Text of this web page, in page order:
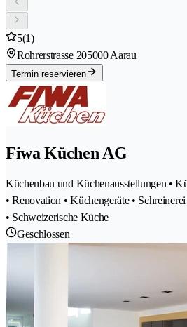
5(1)
Rohrerstrasse 205000 Aarau
Termin reservieren
Fiwa Küchen AG
Küchenbau und Küchenausstellungen •
• Renovation • Küchengeräte •
• Schweizerische Küche
Geschlossen